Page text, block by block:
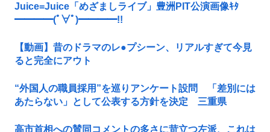
Juice=Juice「めざましライブ」豊洲PIT公演画像ｷﾀ
━━━━(ﾟ∀ﾟ)━━━━!!
【動画】昔のドラマのレ●プシーン、リアルすぎて今見
ると完全にアウト
“外国人の職員採用”を巡りアンケート設問 「差別には
あたらない」として公表する方針を決定 三重県
高市首相への賛同コメントの多さに苛立つ左派、これは